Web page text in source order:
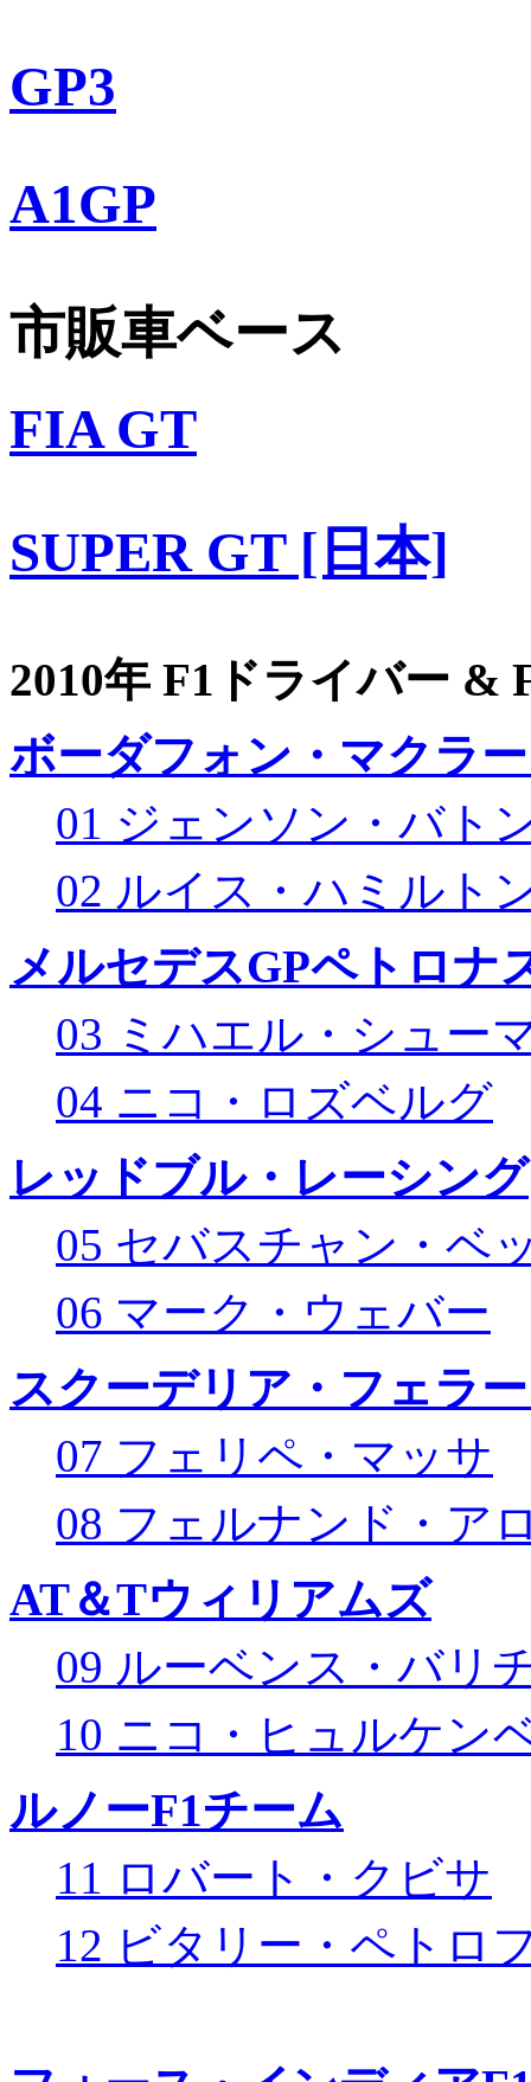
GP3
A1GP
市販車ベース
FIA GT
SUPER GT [日本]
2010年 F1ドライバー &
ボーダフォン・マクラ
01 ジェンソン・バト
02 ルイス・ハミルト
メルセデスGPペトロナ
03 ミハエル・シュー
04 ニコ・ロズベルグ
レッドブル・レーシング
05 セバスチャン・ベ
06 マーク・ウェバー
スクーデリア・フェラ
07 フェリペ・マッサ
08 フェルナンド・ア
AT＆Tウィリアムズ
09 ルーベンス・バリ
10 ニコ・ヒュルケン
ルノーF1チーム
11 ロバート・クビサ
12 ビタリー・ペトロ